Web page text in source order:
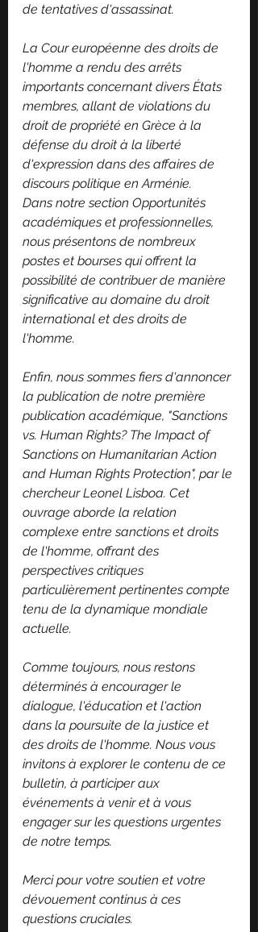
de tentatives d'assassinat.
La Cour européenne des droits de
l'homme a rendu des arrêts
importants concernant divers États
membres, allant de violations du
droit de propriété en Grèce à la
défense du droit à la liberté
d'expression dans des affaires de
discours politique en Arménie.
Dans notre section Opportunités
académiques et professionnelles,
nous présentons de nombreux
postes et bourses qui offrent la
possibilité de contribuer de manière
significative au domaine du droit
international et des droits de
l'homme.
Enfin, nous sommes fiers d'annoncer
la publication de notre première
publication académique, "Sanctions
vs. Human Rights? The Impact of
Sanctions on Humanitarian Action
and Human Rights Protection", par le
chercheur Leonel Lisboa. Cet
ouvrage aborde la relation
complexe entre sanctions et droits
de l'homme, offrant des
perspectives critiques
particulièrement pertinentes compte
tenu de la dynamique mondiale
actuelle.
Comme toujours, nous restons
déterminés à encourager le
dialogue, l'éducation et l'action
dans la poursuite de la justice et
des droits de l'homme. Nous vous
invitons à explorer le contenu de ce
bulletin, à participer aux
événements à venir et à vous
engager sur les questions urgentes
de notre temps.
Merci pour votre soutien et votre
dévouement continus à ces
questions cruciales.